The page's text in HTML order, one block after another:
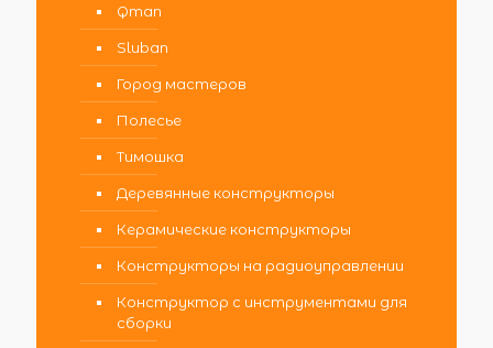
Qman
Sluban
Город мастеров
Полесье
Тимошка
Деревянные конструкторы
Керамические конструкторы
Конструкторы на радиоуправлении
Конструктор с инструментами для
сборки